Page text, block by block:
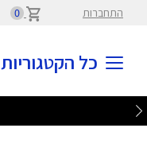
התחברות 0
כל הקטגוריות